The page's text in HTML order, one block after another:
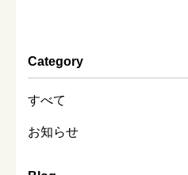
Category
すべて
お知らせ